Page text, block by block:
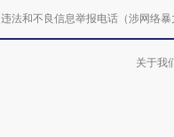
违法和不良信息举报电话（涉网络
关于我